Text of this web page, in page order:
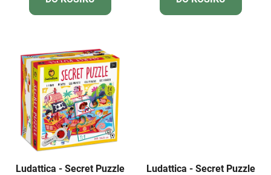
Ludattica - Secret Puzzle
Ludattica - Secret Puzzle